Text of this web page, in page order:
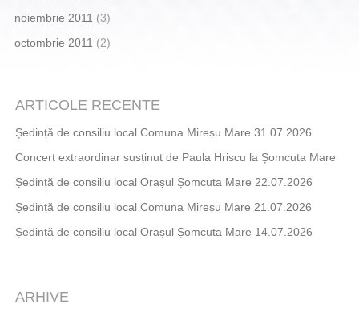
noiembrie 2011 (3)
octombrie 2011 (2)
ARTICOLE RECENTE
Ședință de consiliu local Comuna Mireșu Mare 31.07.2026
Concert extraordinar susținut de Paula Hriscu la Șomcuta Mare
Ședință de consiliu local Orașul Șomcuta Mare 22.07.2026
Ședință de consiliu local Comuna Mireșu Mare 21.07.2026
Ședință de consiliu local Orașul Șomcuta Mare 14.07.2026
ARHIVE